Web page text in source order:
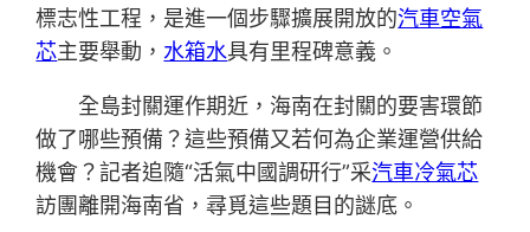
標志性工程，是進一個步驟擴展開放的汽車空氣
芯主要舉動， 水箱水具有里程碑意義。
全島封關運作期近，海南在封關的要害環節
做了哪些預備？這些預備又若何為企業運營供給
機會？記者追隨“活氣中國調研行”采汽車冷氣芯
訪團離開海南省，尋覓這些題目的謎底。